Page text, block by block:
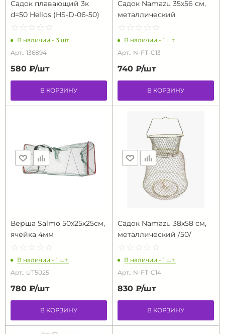
Садок плавающий 3к
d=50 Helios (HS-D-06-50)
☆ ☆ ☆ ☆ ☆
★ ★ ★ ★ ★
В наличии - 3 шт.
Арт.: 136894
580 ₽/шт
В КОРЗИНУ
Садок Namazu 35х56 см,
металлический
☆ ☆ ☆ ☆ ☆
★ ★ ★ ★ ★
В наличии - 1 шт.
Арт.: N-FT-C13
740 ₽/шт
В КОРЗИНУ
Верша Salmo 50х25х25см,
ячейка 4мм
☆ ☆ ☆ ☆ ☆
★ ★ ★ ★ ★
В наличии - 1 шт.
Арт.: UT5025
780 ₽/шт
В КОРЗИНУ
Садок Namazu 38x58 см,
металлический /50/
☆ ☆ ☆ ☆ ☆
★ ★ ★ ★ ★
В наличии - 1 шт.
Арт.: N-FT-C14
830 ₽/шт
В КОРЗИНУ